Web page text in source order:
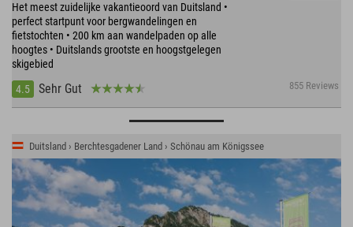
Het meest zuidelijke vakantieoord van Duitsland •
perfect startpunt voor bergwandelingen en
fietstochten • 200 km aan wandelpaden op alle
hoogtes • Duitslands grootste en hoogstgelegen
skigebied
4.5
Sehr Gut 855 Reviews
Duitsland › Berchtesgadener Land › Schönau am Königssee